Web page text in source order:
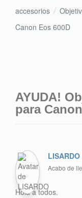
accesorios
Canon Eos 600D
AYUDA!
para
LISARDO
Acabo de
Hola a todos.